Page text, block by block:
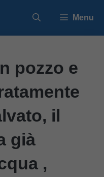
Menu
pozzo e
il
già
,